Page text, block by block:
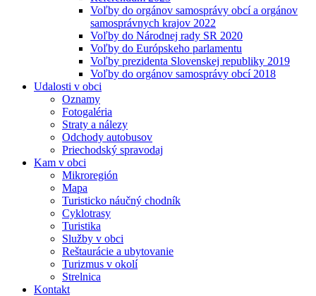
Voľby do orgánov samosprávy obcí a orgánov
samosprávnych krajov 2022
Voľby do Národnej rady SR 2020
Voľby do Európskeho parlamentu
Voľby prezidenta Slovenskej republiky 2019
Voľby do orgánov samosprávy obcí 2018
Udalosti v obci
Oznamy
Fotogaléria
Straty a nálezy
Odchody autobusov
Priechodský spravodaj
Kam v obci
Mikroregión
Mapa
Turisticko náučný chodník
Cyklotrasy
Turistika
Služby v obci
Reštaurácie a ubytovanie
Turizmus v okolí
Strelnica
Kontakt